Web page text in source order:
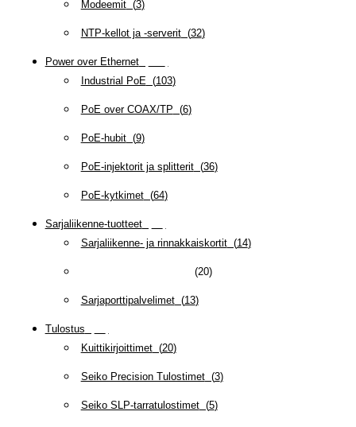
Modeemit(3)
NTP-kellot ja -serverit(32)
Power over Ethernet(
Industrial PoE(103)
PoE over COAX/TP (6)
PoE-hubit(9)
PoE-injektorit ja splitterit(36)
PoE-kytkimet(64)
Sarjaliikenne-tuotteet(
Sarjaliikenne- ja rinnakkaiskortit(14)
(20)
Sarjaporttipalvelimet(13)
Tulostus
Kuittikirjoittimet(20)
Seiko Precision Tulostimet(3)
Seiko SLP-tarratulostimet(5)